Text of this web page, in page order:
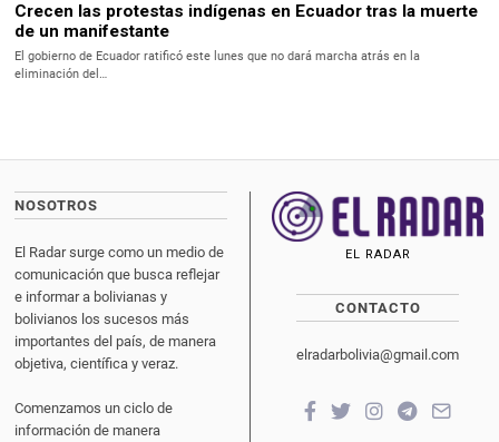
Crecen las protestas indígenas en Ecuador tras la muerte
de un manifestante
El gobierno de Ecuador ratificó este lunes que no dará marcha atrás en la
eliminación del…
NOSOTROS
El Radar surge como un medio de
comunicación que busca reflejar
e informar a bolivianas y
bolivianos los sucesos más
importantes del país, de manera
objetiva, científica y veraz.
Comenzamos un ciclo de
información de manera
EL RADAR
CONTACTO
elradarbolivia@gmail.com